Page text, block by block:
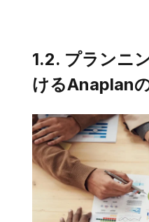
1.2. プランニ
けるAnaplan